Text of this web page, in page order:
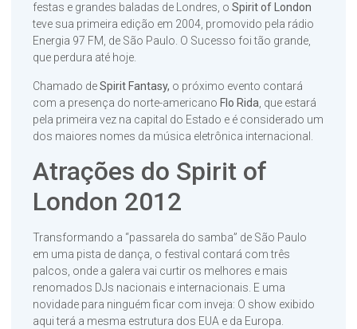
festas e grandes baladas de Londres, o Spirit of London
teve sua primeira edição em 2004, promovido pela rádio
Energia 97 FM, de São Paulo. O Sucesso foi tão grande,
que perdura até hoje.
Chamado deSpirit Fantasy, o próximo evento contará
com a presença do norte-americano Flo Rida , que estará
pela primeira vez na capital do Estado e é considerado um
dos maiores nomes da música eletrônica internacional.
Atrações do Spirit of
London 2012
Transformando a “passarela do samba” de São Paulo
em uma pista de dança, o festival contará com três
palcos, onde a galera vai curtir os melhores e mais
renomados DJs nacionais e internacionais. E uma
novidade para ninguém ficar com inveja: O show exibido
aqui terá a mesma estrutura dos EUA e da Europa.